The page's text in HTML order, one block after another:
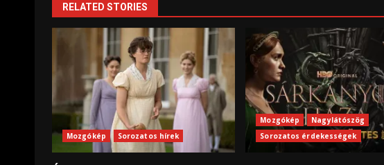
RELATED STORIES
Mozgókép Sorozatos hírek
Mozgókép
Nagylátószög
Sorozatos érdekességek